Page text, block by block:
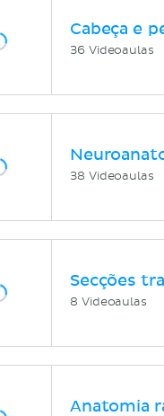
Cabeça e
36 Videoaulas
38 Videoaulas
Secções
8 Videoaulas
Anatomia